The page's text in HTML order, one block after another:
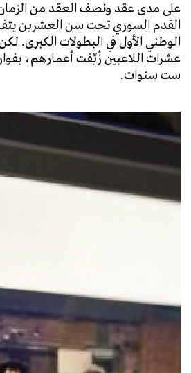
على مدى عقد ونصف العقد من
القدم السوري تحت سن العشرين
الوطني الأول في البطولات الكبرى.
عشرات اللاعبين زُيِّفت أعمارهم،
ست سنوات.